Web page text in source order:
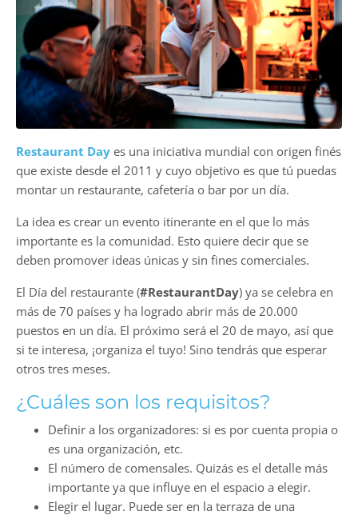
Restaurant Day es una iniciativa mundial con origen finés
que existe desde el 2011 y cuyo objetivo es que tú puedas
montar un restaurante, cafetería o bar por un día.
La idea es crear un evento itinerante en el que lo más
importante es la comunidad. Esto quiere decir que se
deben promover ideas únicas y sin fines comerciales.
El Día del restaurante (#RestaurantDay) ya se celebra en
más de 70 países y ha logrado abrir más de 20.000
puestos en un día. El próximo será el 20 de mayo, así que
si te interesa, ¡organiza el tuyo! Sino tendrás que esperar
otros tres meses.
¿Cuáles son los requisitos?
Definir a los organizadores: si es por cuenta propia o
es una organización, etc.
El número de comensales. Quizás es el detalle más
importante ya que influye en el espacio a elegir.
Elegir el lugar. Puede ser en la terraza de una